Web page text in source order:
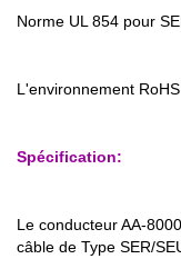
Norme UL 854 pour
L'environnement
Spécification:
Le conducteur AA-
câble de Type SER/